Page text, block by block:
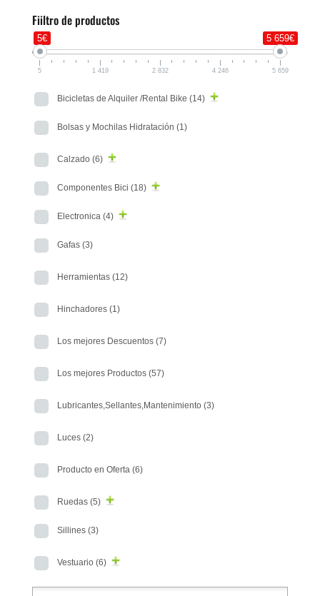
Fiiltro de productos
5€ 5 659€
5 1 419 2 832 4 246 5 659
Bicicletas de Alquiler /Rental Bike (14)
Bolsas y Mochilas Hidratación (1)
Calzado (6)
Componentes Bici (18)
Electronica (4)
Gafas (3)
Herramientas (12)
Hinchadores (1)
Los mejores Descuentos (7)
Los mejores Productos (57)
Lubricantes,Sellantes,Mantenimiento (3)
Luces (2)
Producto en Oferta (6)
Ruedas (5)
Sillines (3)
Vestuario (6)